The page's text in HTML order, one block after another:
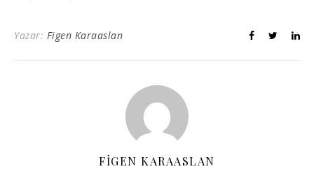
Yazar: Figen Karaaslan
FIGEN KARAASLAN